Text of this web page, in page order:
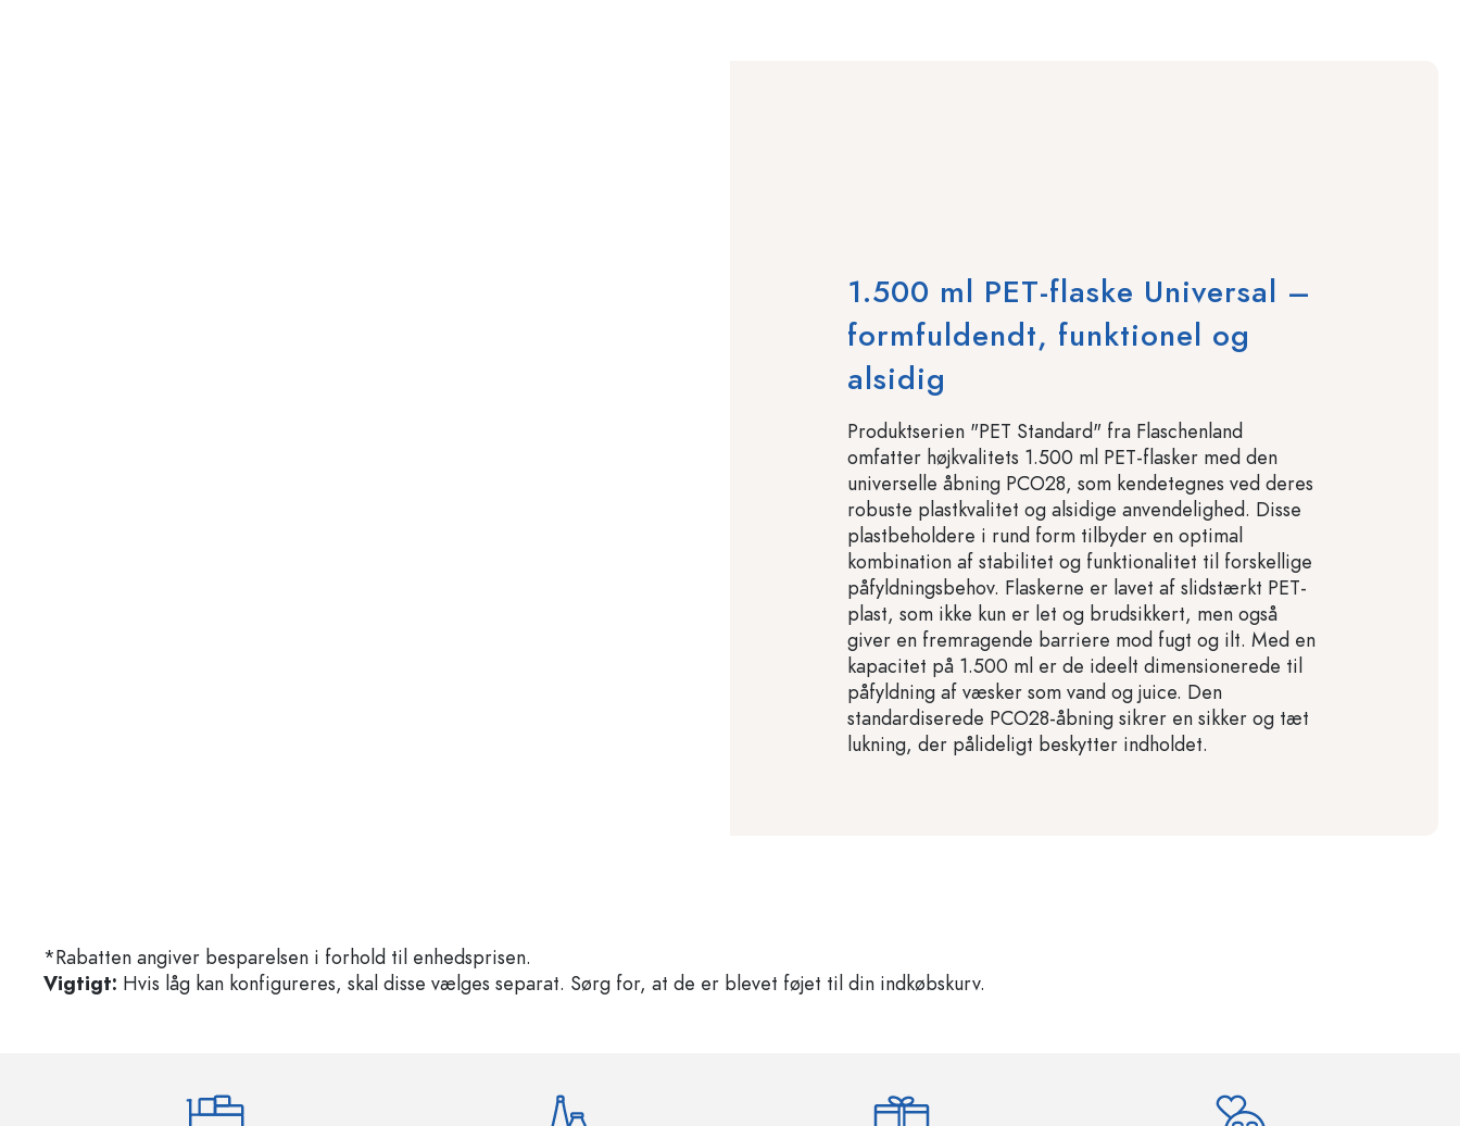
1.500 ml PET-flaske Universal –
formfuldendt, funktionel og
alsidig
Produktserien "PET Standard" fra Flaschenland
omfatter højkvalitets 1.500 ml PET-flasker med den
universelle åbning PCO28, som kendetegnes ved deres
robuste plastkvalitet og alsidige anvendelighed. Disse
plastbeholdere i rund form tilbyder en optimal
kombination af stabilitet og funktionalitet til forskellige
påfyldningsbehov. Flaskerne er lavet af slidstærkt PET-
plast, som ikke kun er let og brudsikkert, men også
giver en fremragende barriere mod fugt og ilt. Med en
kapacitet på 1.500 ml er de ideelt dimensionerede til
påfyldning af væsker som vand og juice. Den
standardiserede PCO28-åbning sikrer en sikker og tæt
lukning, der pålideligt beskytter indholdet.
*Rabatten angiver besparelsen i forhold til enhedsprisen.
Vigtigt: Hvis låg kan konfigureres, skal disse vælges separat. Sørg for, at de er blevet føjet til din indkøbskurv.